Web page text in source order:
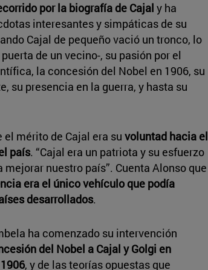
por la biografía de Cajal y ha
interesantes y simpáticas de su
Cajal de pequeño vació un tronco, lo
de un vecino-, su pasión por el
la concesión del Nobel en 1906, su
su presencia en la guerra, y hasta su
mérito de Cajal era su voluntad hacia el
país. “Cajal era un patriota y su esfuerzo
nuestro país”. Cuenta Alonso que
era el único vehículo que podía
desarrollados.
ha comenzado su intervención
del Nobel a Cajal y Golgi en
, y de las teorías opuestas que